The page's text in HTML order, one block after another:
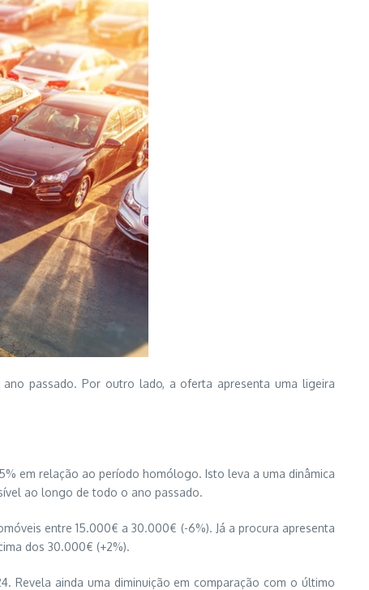
passado. Por outro lado, a oferta apresenta uma ligeira
em relação ao período homólogo. Isto leva a uma dinâmica
ao longo de todo o ano passado.
entre 15.000€ a 30.000€ (-6%). Já a procura apresenta
dos 30.000€ (+2%).
Revela ainda uma diminuição em comparação com o último